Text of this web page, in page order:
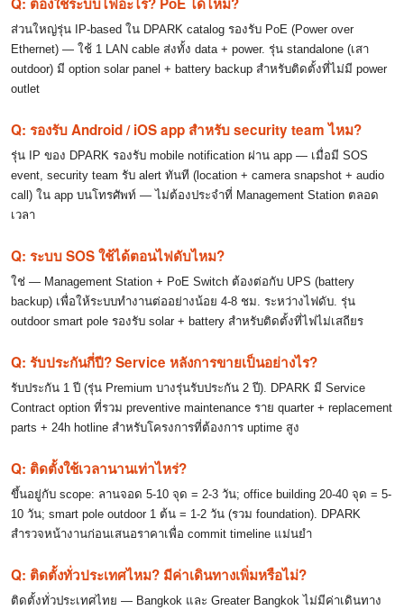
ส่วนใหญ่รุ่น IP-based ใน DPARK catalog รองรับ PoE (Power over
Ethernet) — ใช้ 1 LAN cable ส่งทั้ง data + power. รุ่น standalone (เสา
outdoor) มี option solar panel + battery backup สำหรับติดตั้งที่ไม่มี power
outlet
Q: รองรับ Android / iOS app สำหรับ security team ไหม?
รุ่น IP ของ DPARK รองรับ mobile notification ผ่าน app — เมื่อมี SOS
event, security team รับ alert ทันที (location + camera snapshot + audio
call) ใน app บนโทรศัพท์ — ไม่ต้องประจำที่ Management Station ตลอด
เวลา
Q: ระบบ SOS ใช้ได้ตอนไฟดับไหม?
ใช่ — Management Station + PoE Switch ต้องต่อกับ UPS (battery
backup) เพื่อให้ระบบทำงานต่ออย่างน้อย 4-8 ชม. ระหว่างไฟดับ. รุ่น
outdoor smart pole รองรับ solar + battery สำหรับติดตั้งที่ไฟไม่เสถียร
Q: รับประกันกี่ปี? Service หลังการขายเป็นอย่างไร?
รับประกัน 1 ปี (รุ่น Premium บางรุ่นรับประกัน 2 ปี). DPARK มี Service
Contract option ที่รวม preventive maintenance ราย quarter + replacement
parts + 24h hotline สำหรับโครงการที่ต้องการ uptime สูง
Q: ติดตั้งใช้เวลานานเท่าไหร่?
ขึ้นอยู่กับ scope: ลานจอด 5-10 จุด = 2-3 วัน; office building 20-40 จุด = 5-
10 วัน; smart pole outdoor 1 ต้น = 1-2 วัน (รวม foundation). DPARK
สำรวจหน้างานก่อนเสนอราคาเพื่อ commit timeline แม่นยำ
Q: ติดตั้งทั่วประเทศไหม? มีค่าเดินทางเพิ่มหรือไม่?
ติดตั้งทั่วประเทศไทย — Bangkok และ Greater Bangkok ไม่มีค่าเดินทาง